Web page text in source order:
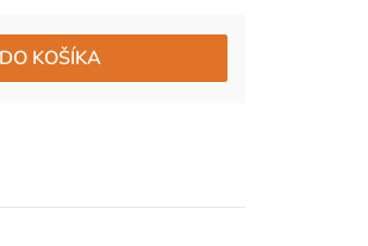
DO KOŠÍKA